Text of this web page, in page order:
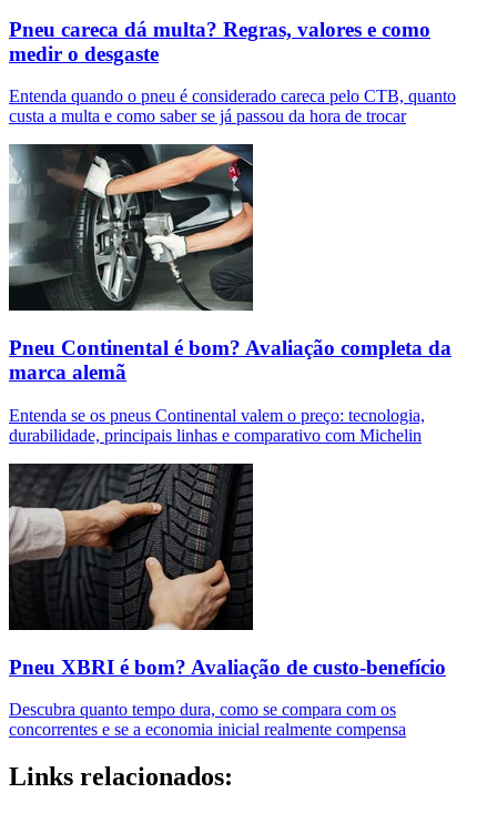
Pneu careca dá multa? Regras, valores e como
medir o desgaste
Entenda quando o pneu é considerado careca pelo CTB, quanto
custa a multa e como saber se já passou da hora de trocar
Pneu Continental é bom? Avaliação completa da
marca alemã
Entenda se os pneus Continental valem o preço: tecnologia,
durabilidade, principais linhas e comparativo com Michelin
Pneu XBRI é bom? Avaliação de custo-benefício
Descubra quanto tempo dura, como se compara com os
concorrentes e se a economia inicial realmente compensa
Links relacionados: